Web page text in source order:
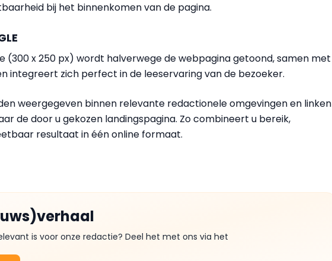
bij het binnenkomen van de pagina.
(300 x 250 px) wordt halverwege de webpagina getoond, samen met
integreert zich perfect in de leeservaring van de bezoeker.
weergegeven binnen relevante redactionele omgevingen en linken
de door u gekozen landingspagina. Zo combineert u bereik,
resultaat in één online formaat.
is voor onze redactie? Deel het met ons via het